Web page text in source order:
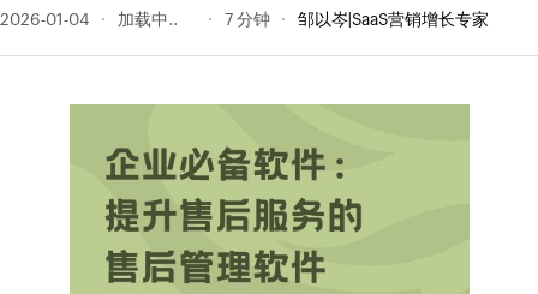
2026-01-04 113 阅读量 7 分钟 邹以岑|SaaS营销增长专家